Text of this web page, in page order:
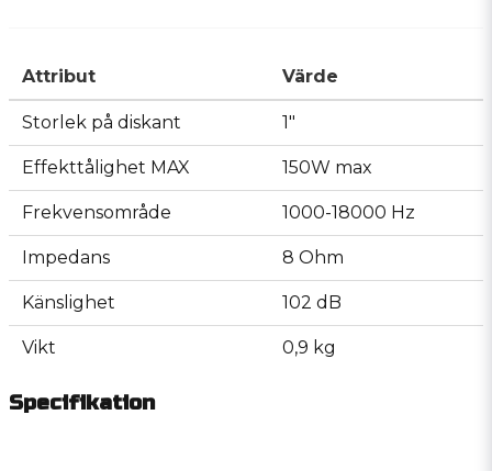
Attribut Värde
Storlek på diskant 1"
Effekttålighet MAX 150W max
Frekvensområde 1000-18000 Hz
Impedans 8 Ohm
Känslighet 102 dB
Vikt 0,9 kg
Specifikation